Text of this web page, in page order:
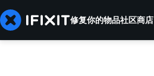
修复你的物品社区商店